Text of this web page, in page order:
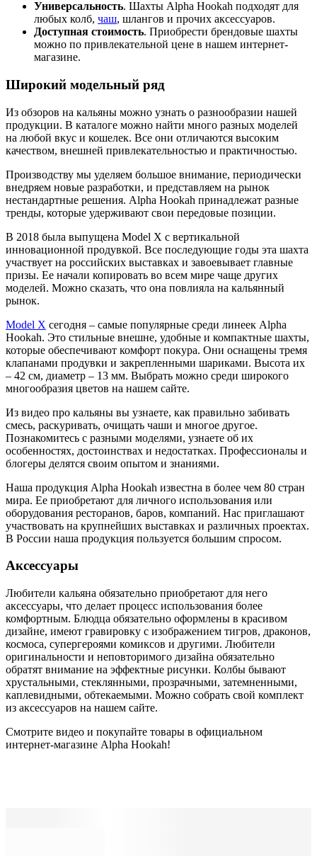
Универсальность. Шахты Alpha Hookah подходят для
любых колб, чаш, шлангов и прочих аксессуаров.
Доступная стоимость. Приобрести брендовые шахты
можно по привлекательной цене в нашем интернет-
магазине.
Широкий модельный ряд
Из обзоров на кальяны можно узнать о разнообразии нашей
продукции. В каталоге можно найти много разных моделей
на любой вкус и кошелек. Все они отличаются высоким
качеством, внешней привлекательностью и практичностью.
Производству мы уделяем большое внимание, периодически
внедряем новые разработки, и представляем на рынок
нестандартные решения. Alpha Hookah принадлежат разные
тренды, которые удерживают свои передовые позиции.
В 2018 была выпущена Model X с вертикальной
инновационной продувкой. Все последующие годы эта шахта
участвует на российских выставках и завоевывает главные
призы. Ее начали копировать во всем мире чаще других
моделей. Можно сказать, что она повлияла на кальянный
рынок.
Model X сегодня – самые популярные среди линеек Alpha
Hookah. Это стильные внешне, удобные и компактные шахты,
которые обеспечивают комфорт покура. Они оснащены тремя
клапанами продувки и закрепленными шариками. Высота их
– 42 см, диаметр – 13 мм. Выбрать можно среди широкого
многообразия цветов на нашем сайте.
Из видео про кальяны вы узнаете, как правильно забивать
смесь, раскуривать, очищать чаши и многое другое.
Познакомитесь с разными моделями, узнаете об их
особенностях, достоинствах и недостатках. Профессионалы и
блогеры делятся своим опытом и знаниями.
Наша продукция Alpha Hookah известна в более чем 80 стран
мира. Ее приобретают для личного использования или
оборудования ресторанов, баров, компаний. Нас приглашают
участвовать на крупнейших выставках и различных проектах.
В России наша продукция пользуется большим спросом.
Аксессуары
Любители кальяна обязательно приобретают для него
аксессуары, что делает процесс использования более
комфортным. Блюдца обязательно оформлены в красивом
дизайне, имеют гравировку с изображением тигров, драконов,
космоса, супергероями комиксов и другими. Любители
оригинальности и неповторимого дизайна обязательно
обратят внимание на эффектные рисунки. Колбы бывают
хрустальными, стеклянными, прозрачными, затемненными,
каплевидными, обтекаемыми. Можно собрать свой комплект
из аксессуаров на нашем сайте.
Смотрите видео и покупайте товары в официальном
интернет-магазине Alpha Hookah!